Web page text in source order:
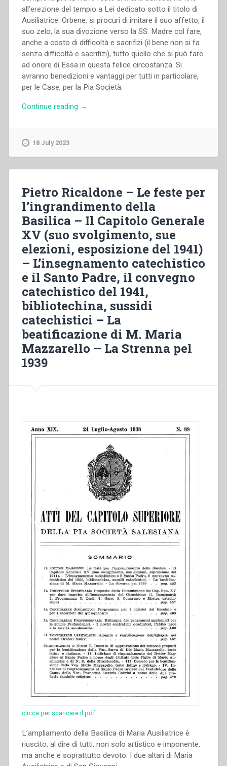
all’erezione del tempio a Lei dedicato sotto il titolo di
Ausiliatrice. Orbene, si procuri di imitare il suo affetto, il
suo zelo, la sua divozione verso la SS. Madre col fare,
anche a costo di difficoltà e sacrifizi (il bene non si fa
senza difficoltà e sacrifizi), tutto quello che si può fare
ad onore di Essa in questa felice circostanza. Si
avranno benedizioni e vantaggi per tutti in particolare,
per le Case, per la Pia Società.
Continue reading “Michele
della
proclamazione
del
dogma”
→
18 July 2023
Pietro Ricaldone – Le feste per
l’ingrandimento della
Basilica – Il Capitolo Generale
XV (suo svolgimento, sue
elezioni, esposizione del 1941)
– L’insegnamento catechistico
e il Santo Padre, il convegno
catechistico del 1941,
bibliotechina, sussidi
catechistici – La
beatificazione di M. Maria
Mazzarello – La Strenna pel
1939
clicca per scaricare il pdf
L’ampliamento della Basilica di Maria Ausiliatrice è
riuscito, al dire di tutti, non solo artistico e imponente,
ma anche e soprattutto devoto. I due altari di Maria